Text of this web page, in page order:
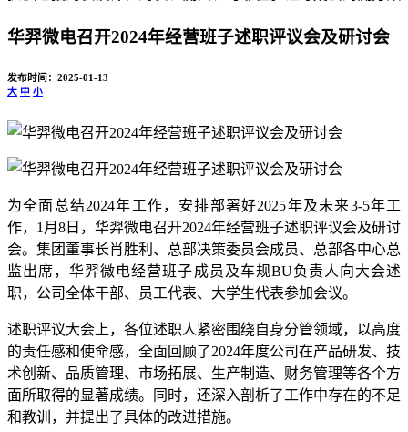
华羿微电召开2024年经营班子述职评议会及研讨会
发布时间：2025-01-13
大 中 小
为全面总结2024年工作，安排部署好2025年及未来3-5年工
作，1月8日，华羿微电召开2024年经营班子述职评议会及研讨
会。集团董事长肖胜利、总部决策委员会成员、总部各中心总
监出席，华羿微电经营班子成员及车规BU负责人向大会述
职，公司全体干部、员工代表、大学生代表参加会议。
述职评议大会上，各位述职人紧密围绕自身分管领域，以高度
的责任感和使命感，全面回顾了2024年度公司在产品研发、技
术创新、品质管理、市场拓展、生产制造、财务管理等各个方
面所取得的显著成绩。同时，还深入剖析了工作中存在的不足
和教训，并提出了具体的改进措施。